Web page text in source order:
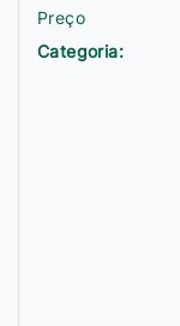
Preço
Categoria: